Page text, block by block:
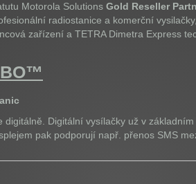
Motorola Solutions Gold Reseller
radiostanice a komerční
zařízení a TETRA Dimetra Express
digitálně. Digitální vysílačky už v
pak podporují např. přenos SMS